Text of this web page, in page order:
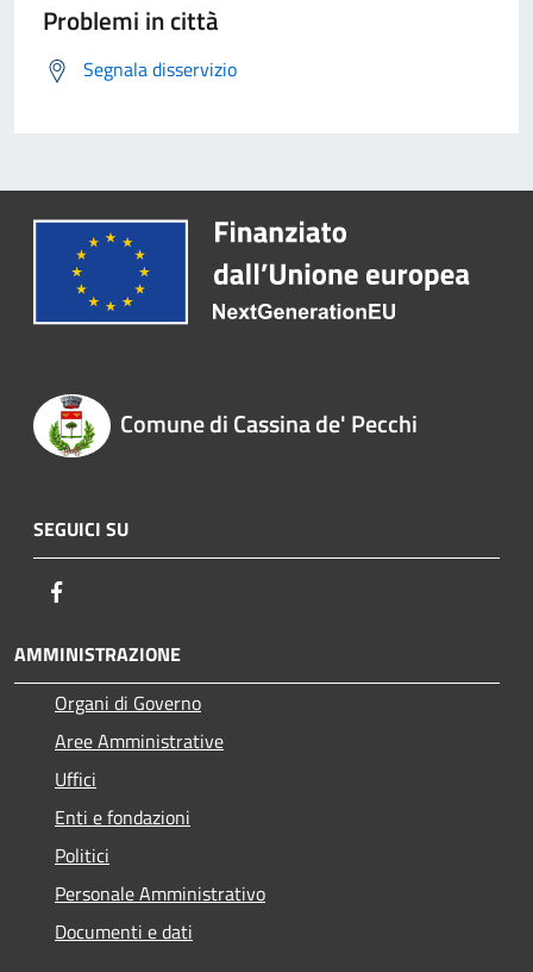
Problemi in città
Segnala disservizio
Comune di Cassina de' Pecchi
SEGUICI SU
AMMINISTRAZIONE
Organi di Governo
Aree Amministrative
Uffici
Enti e fondazioni
Politici
Personale Amministrativo
Documenti e dati